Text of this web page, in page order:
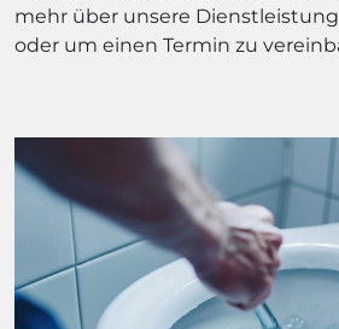
mehr über unsere
oder um einen Termin zu